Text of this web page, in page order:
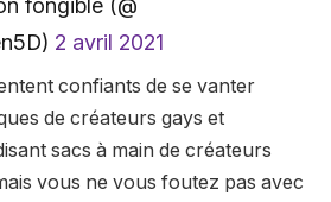
2 avril 2021
confiants de se vanter
de créateurs gays et
sacs à main de créateurs
vous ne vous foutez pas avec